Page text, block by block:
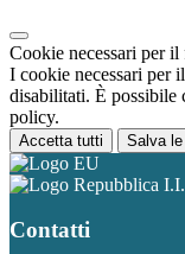
Cookie necessari per
I cookie necessari per
disabilitati. È possibile
policy.
Accetta tutti Salva
Contatti